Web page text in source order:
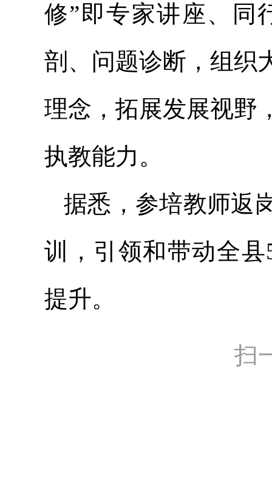
修”即专家讲座、同
剖、问题诊断，组织
理念，拓展发展视野
执教能力。
据悉，参培教师返
训，引领和带动全
提升。
扫